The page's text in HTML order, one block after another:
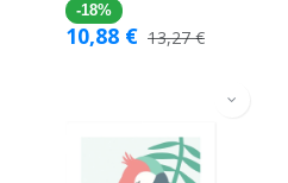
-18%
10,88 € 13,27€